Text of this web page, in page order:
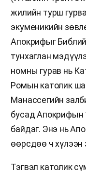
жилийн турш
экуменикийн
Апокрифыг
тунхаглан
номны гурав нь
Ромын католик
Манассегийн
бусад Апокрифын
байдаг. Энэ нь
өөрсдөө ч хүлээн
Тэгвэл католик